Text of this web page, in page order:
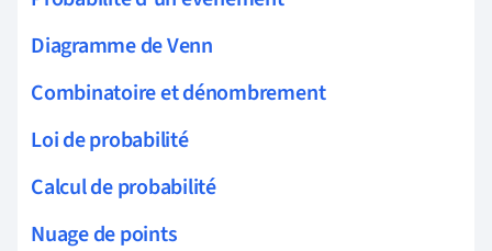
Diagramme de Venn
Combinatoire et dénombrement
Loi de probabilité
Calcul de probabilité
Nuage de points